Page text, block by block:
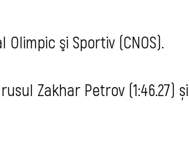
şi Sportiv (CNOS).
Zakhar Petrov (1:46.27) și